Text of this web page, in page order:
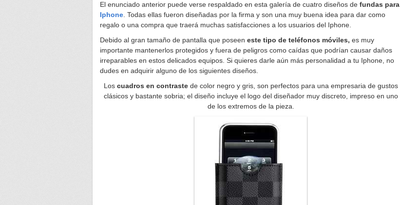
El enunciado anterior puede verse respaldado en esta galería de cuatro diseños defundas para
Iphone. Todas ellas fueron diseñadas por la firma y son una muy buena idea para dar como
regalo o una compra que traerá muchas satisfacciones a los usuarios del Iphone.
Debido al gran tamaño de pantalla que poseen este tipo de teléfonos móviles, es muy
importante mantenerlos protegidos y fuera de peligros como caídas que podrían causar daños
irreparables en estos delicados equipos. Si quieres darle aún más personalidad a tu Iphone, no
dudes en adquirir alguno de los siguientes diseños.
Los cuadros en contraste de color negro y gris, son perfectos para una empresaria de gustos
clásicos y bastante sobria; el diseño incluye el logo del diseñador muy discreto, impreso en uno
de los extremos de la pieza.